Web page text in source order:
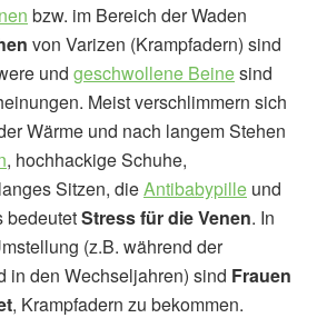
bzw. im Bereich der Waden
von Varizen (Krampfadern) sind
und geschwollene Beinesind
Meist verschlimmern sich
Wärme und nach langem Stehen
, hochhackige Schuhe,
Sitzen, dieAntibabypille und
bedeutetStress für die Venen. In
(z.B. während der
in den Wechseljahren) sind Frauen
, Krampfadern zu bekommen.